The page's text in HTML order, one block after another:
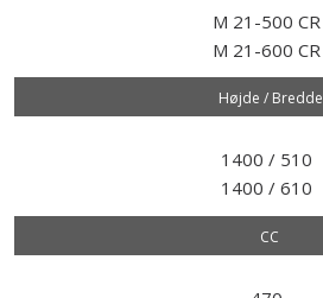
M 21-500 CR
M 21-600 CR
Højde / Bredde
1400 / 510
1400 / 610
CC